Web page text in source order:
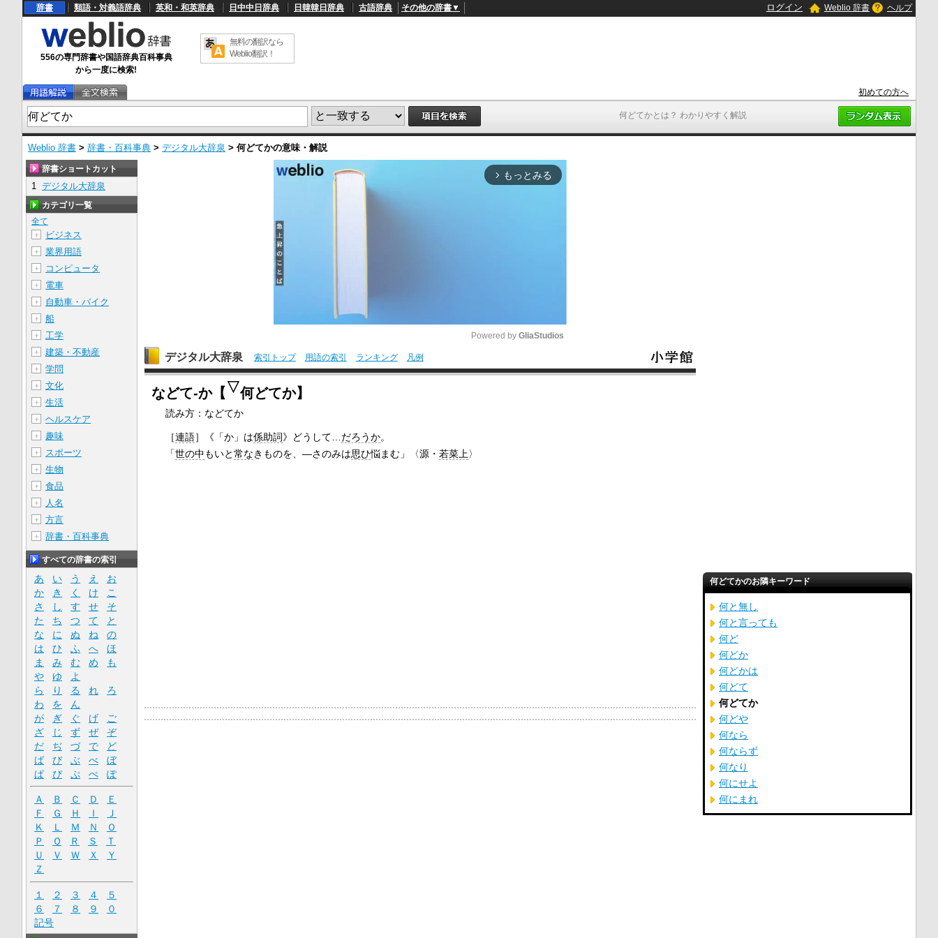
何どてかとは？ わかりやすく解説
辞書 類語・対義語辞典 英和・和英辞典 日中中日辞典 日韓韓日辞典 古語辞典 その他の辞書▼ ログイン Weblio 辞書 ヘルプ
556の専門辞書や国語辞典百科事典
から一度に検索!
無料の翻訳なら
Weblio翻訳！
初めての方へ
Weblio 辞書 > 辞書・百科事典 > デジタル大辞泉 > 何どてかの意味・解説
arrow_forward_ios もっとみる
M
Powered by GliaStudios
デジタル大辞泉 索引トップ 用語の索引 ランキング 凡例
などて‐か【 ▽何どてか】
読み方：などてか
［連語］ 《「か」は係助詞》どうして… だろうか。
「世の中もいと常なきものを、―さのみは思ひ悩まむ」〈源・若菜上〉
辞書ショートカット
1 デジタル大辞泉
カテゴリ一覧
全て
＋
ビジネス
＋ 業界用語
＋ コンピュータ
＋ 電車
＋ 自動車・バイク
＋ 船
＋ 工学
＋ 建築・不動産
＋ 学問
＋ 文化
＋ 生活
＋ ヘルスケア
＋ 趣味
＋ スポーツ
＋ 生物
＋ 食品
＋ 人名
＋ 方言
＋ 辞書・百科事典
すべての辞書の索引
あ い う え
お
か
き く け
こ
さ
し す せ
そ
た
ち つ て
と
な
に ぬ ね
の
は
ひ ふ へ
ほ
ま
み む め
も
や
ゆ
よ
ら
り る れ
ろ
わ
を
ん
が
ぎ ぐ げ
ご
ざ
じ ず ぜ
ぞ
だ
ぢ づ で
ど
ば
び ぶ べ
ぼ
ぱ
ぴ ぷ ぺ ぽ
Ａ Ｂ Ｃ Ｄ
Ｅ
Ｆ
Ｇ Ｈ Ｉ
Ｊ
Ｋ
Ｌ Ｍ Ｎ
Ｏ
Ｐ
Ｑ Ｒ Ｓ
Ｔ
Ｕ
Ｖ Ｗ Ｘ
Ｙ
Ｚ
１ ２ ３ ４
５
６
７ ８ ９
０
記号
何どてかのお隣キーワード
何と無し
何と言っても
何ど
何どか
何どかは
何どて
何どてか
何どや
何なら
何ならず
何なり
何にせよ
何にまれ